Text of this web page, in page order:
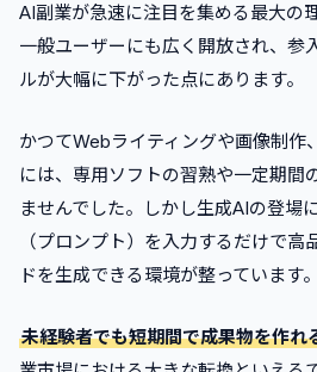
AI副業が急速に注目を集める最大の
一般ユーザーにも広く開放され、参
ルが大幅に下がった点にあります。
かつてWebライティングや画像制作
には、専用ソフトの習熟や一定期間
ませんでした。しかし生成AIの登場
（プロンプト）を入力するだけで高
ドを生成できる環境が整っています。
未経験者でも短期間で成果物を作れ